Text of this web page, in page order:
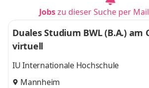
Jobszu dieser Suche per
Duales Studium BWL (B.A.) am
virtuell
IU Internationale Hochschule
Mannheim